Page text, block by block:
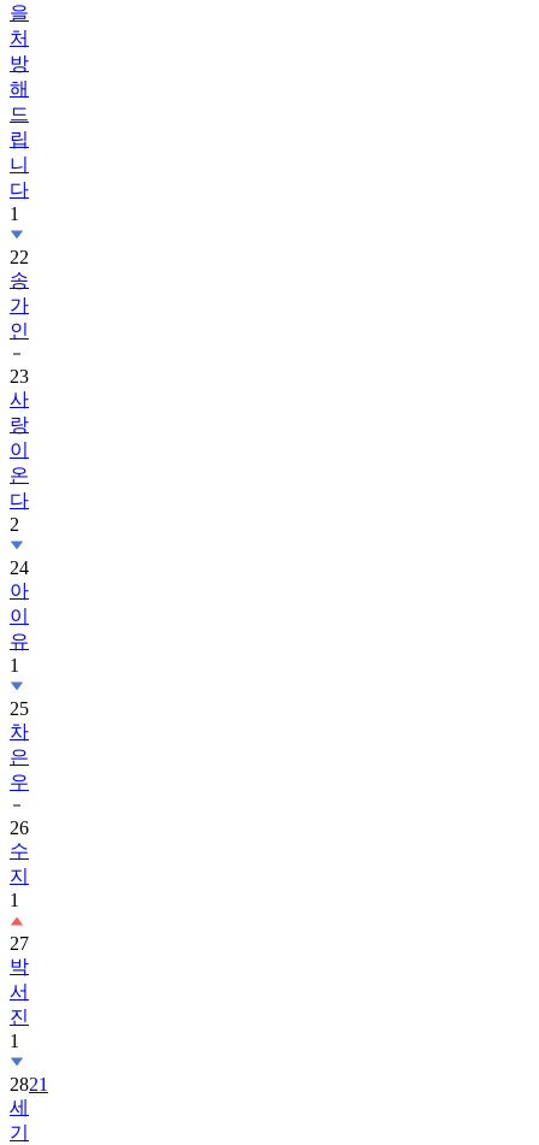
을
처
방
해
드
립
니
다
1
22
송
가
인
23
사
랑
이
온
다
2
24
아
이
유
1
25
차
은
우
26
수
지
1
27
박
서
진
1
2821
세
기